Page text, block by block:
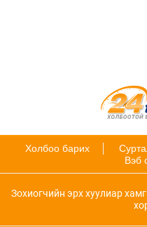
Холбоо барих
Вэб
Зохиогчийн эрх хуулиар